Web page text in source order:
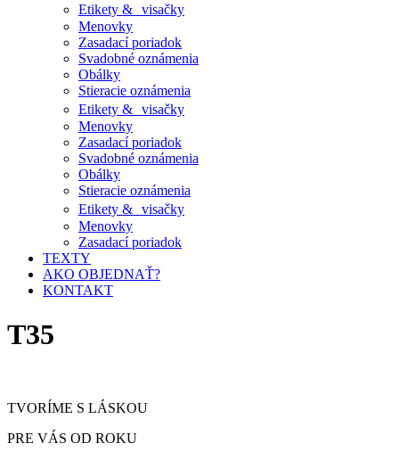
Etikety & visačky
Menovky
Zasadací poriadok
Svadobné oznámenia
Obálky
Stieracie oznámenia
Etikety & visačky
Menovky
Zasadací poriadok
Svadobné oznámenia
Obálky
Stieracie oznámenia
Etikety & visačky
Menovky
Zasadací poriadok
TEXTY
AKO OBJEDNAŤ?
KONTAKT
T35
TVORÍME S LÁSKOU
PRE VÁS OD ROKU